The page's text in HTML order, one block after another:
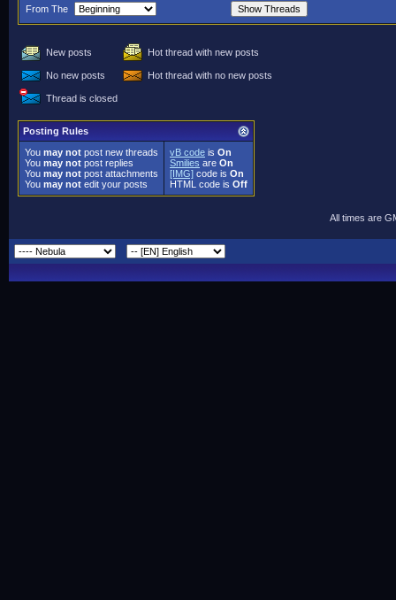
From The
New posts Hot thread with new posts
No new posts Hot thread with no new posts
Thread is closed
Posting Rules
You may not post new threads
You may not post replies
You may not post attachments
You may not edit your posts
vB code is On
Smilies are On
[IMG] code is On
HTML code is Off
All times are